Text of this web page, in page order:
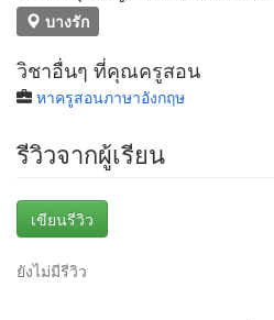
บางรัก
วิชาอื่นๆ ที่คุณครูสอน
หาครูสอนภาษาอังกฤษ
รีวิวจากผู้เรียน
เขียนรีวิว
ยังไม่มีรีวิว